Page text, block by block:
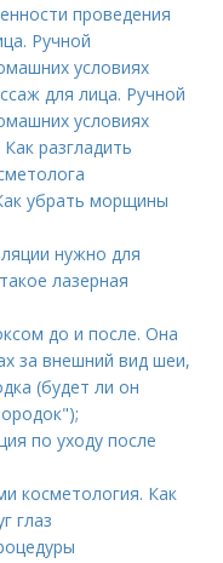
проведения
Ручной
условиях
для лица. Ручной
условиях
разгладить
убрать морщины
нужно для
лазерная
до и после. Она
за внешний вид шеи,
(будет ли он
по уходу после
косметология. Как
глаз